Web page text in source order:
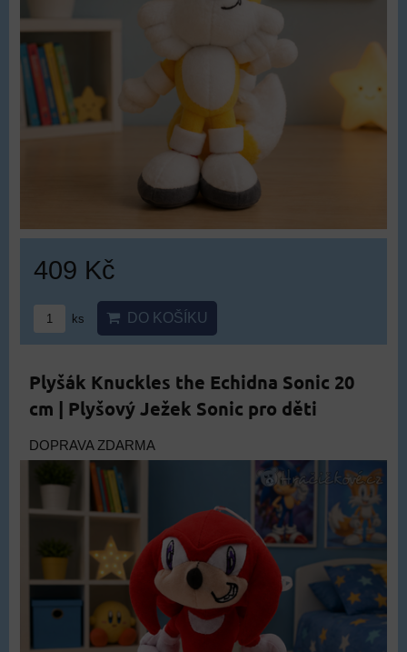
409 Kč
ks DO KOŠÍKU
Plyšák Knuckles the Echidna Sonic 20
cm | Plyšový Ježek Sonic pro děti
DOPRAVA ZDARMA